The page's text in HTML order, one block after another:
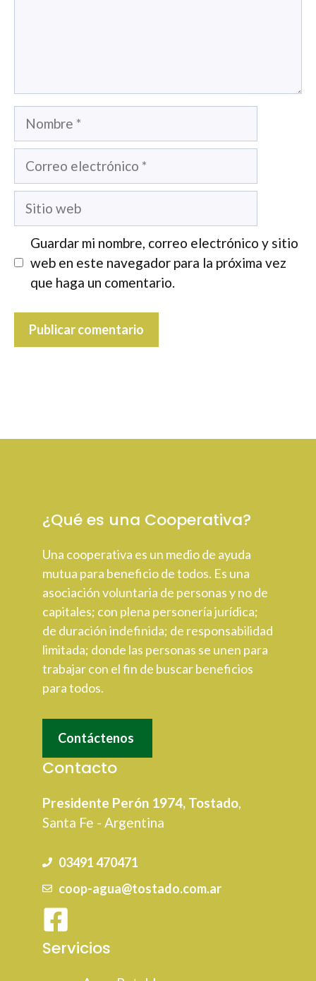
electrónico
web
Guardar mi nombre, correo electrónico y sitio
web en este navegador para la próxima vez
que haga un comentario.
¿Qué es una Cooperativa?
Una cooperativa es un medio de ayuda
mutua para beneficio de todos. Es una
asociación voluntaria de personas y no de
capitales; con plena personería jurídica;
de duración indefinida; de responsabilidad
limitada; donde las personas se unen para
trabajar con el fin de buscar beneficios
para todos.
Contáctenos
Contacto
Presidente Perón 1974, Tostado,
Santa Fe - Argentina
03491 470471
coop-agua@tostado.com.ar
Servicios